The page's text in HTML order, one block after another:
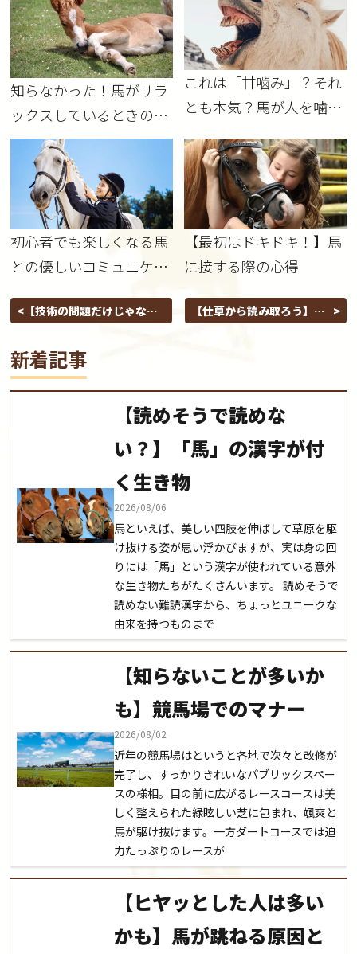
知らなかった！馬がリラ
ックスしているときの仕
草
これは「甘噛み」？それ
とも本気？馬が人を噛む
初心者でも楽しくなる馬
との優しいコミュニケー
【最初はドキドキ！】馬
に接する際の心得
【技術の問題だけじゃな
どんな人？
【仕草から読み取ろう】あ
新着記事
【読めそうで読めな
い？】「馬」の漢字が付
く生き物
2026/08/06
馬といえば、美しい四肢を伸ばして草原を駆
け抜ける姿が思い浮かびますが、実は身の回
りには「馬」という漢字が使われている意外
な生き物たちがたくさんいます。 読めそうで
読めない難読漢字から、ちょっとユニークな
由来を持つものまで
【知らないことが多いか
も】競馬場でのマナー
2026/08/02
近年の競馬場はというと各地で次々と改修が
完了し、すっかりきれいなパブリックスペー
スの様相。目の前に広がるレースコースは美
しく整えられた緑眩しい芝に包まれ、颯爽と
馬が駆け抜けます。一方ダートコースでは迫
力たっぷりのレースが
【ヒヤッとした人は多い
かも】馬が跳ねる原因と